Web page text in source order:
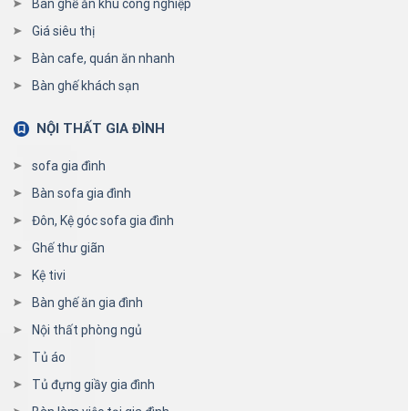
Bàn ghế ăn khu công nghiệp
Giá siêu thị
Bàn cafe, quán ăn nhanh
Bàn ghế khách sạn
NỘI THẤT GIA ĐÌNH
sofa gia đình
Bàn sofa gia đình
Đôn, Kệ góc sofa gia đình
Ghế thư giãn
Kệ tivi
Bàn ghế ăn gia đình
Nội thất phòng ngủ
Tủ áo
Tủ đựng giầy gia đình